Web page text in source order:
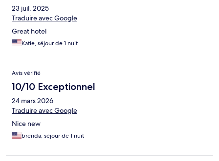
23 juil. 2025
Traduire avec Google
Great hotel
Katie, séjour de 1 nuit
Avis vérifié
10/10 Exceptionnel
24 mars 2026
Traduire avec Google
Nice new
brenda, séjour de 1 nuit